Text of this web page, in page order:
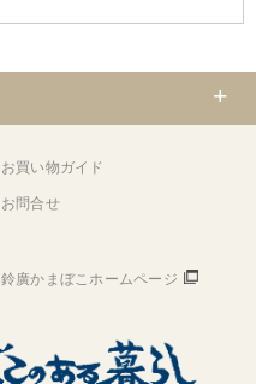
お買い物ガイド
お問合せ
鈴廣かまぼこホームページ